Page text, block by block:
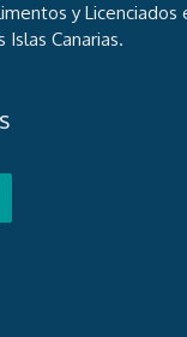
y Licenciados
Canarias.